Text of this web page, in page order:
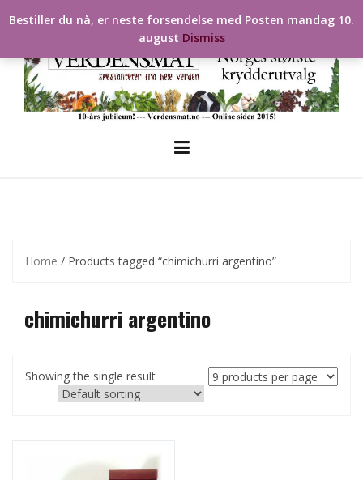
to
Home / Products tagged “chimichurri argentino”
chimichurri argentino
Showing the single result
Bestiller du nå, er neste forsendelse med Posten mandag 10.
august Dismiss